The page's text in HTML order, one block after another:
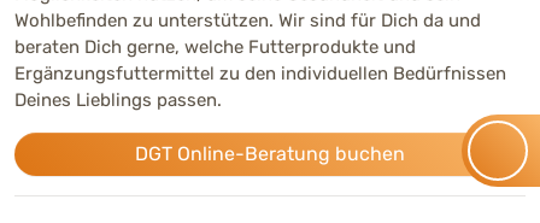
Wohlbefinden zu unterstützen. Wir sind für Dich da und
beraten Dich gerne, welche Futterprodukte und
Ergänzungsfuttermittel zu den individuellen Bedürfnissen
Deines Lieblings passen.
DGT Online-Beratung buchen